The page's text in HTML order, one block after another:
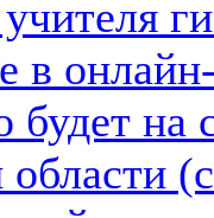
в
на